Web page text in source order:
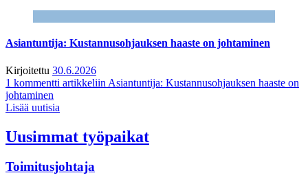
Asiantuntija: Kustannusohjauksen haaste on johtaminen
Kirjoitettu 30.6.2026
1 kommentti artikkeliin Asiantuntija: Kustannusohjauksen haaste on
johtaminen
Lisää uutisia
Uusimmat työpaikat
Toimitusjohtaja